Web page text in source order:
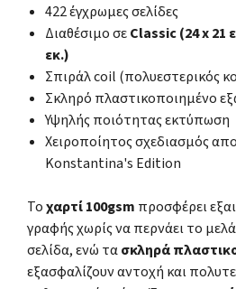
422 έγχρωμες σελίδες
Διαθέσιμο σεClassic (24 x 21
εκ.)
Σπιράλ coil (πολυεστερικός
Σκληρό πλαστικοποιημένο
Υψηλής ποιότητας εκτύπωση
Χειροποίητος σχεδιασμός
Konstantina's Edition
Τοχαρτί 100gsm προσφέρει
γραφής χωρίς να περνάει το
σελίδα, ενώ τασκληρά
εξασφαλίζουν αντοχή και